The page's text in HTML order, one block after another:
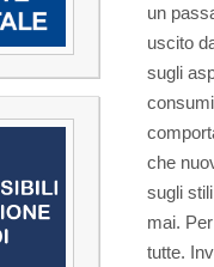
un
uscito
sugli
che
sugli
mai.
tutte.